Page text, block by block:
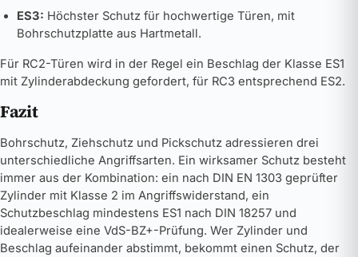
ES3: Höchster Schutz für hochwertige Türen, mit
Bohrschutzplatte aus Hartmetall.
Für RC2-Türen wird in der Regel ein Beschlag der Klasse ES1
mit Zylinderabdeckung gefordert, für RC3 entsprechend ES2.
Fazit
Bohrschutz, Ziehschutz und Pickschutz adressieren drei
unterschiedliche Angriffsarten. Ein wirksamer Schutz besteht
immer aus der Kombination: ein nach DIN EN 1303 geprüfter
Zylinder mit Klasse 2 im Angriffswiderstand, ein
Schutzbeschlag mindestens ES1 nach DIN 18257 und
idealerweise eine VdS-BZ+-Prüfung. Wer Zylinder und
Beschlag aufeinander abstimmt, bekommt einen Schutz, der